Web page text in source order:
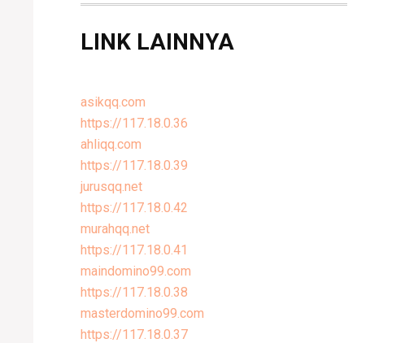
LINK LAINNYA
asikqq.com
https://117.18.0.36
ahliqq.com
https://117.18.0.39
jurusqq.net
https://117.18.0.42
murahqq.net
https://117.18.0.41
maindomino99.com
https://117.18.0.38
masterdomino99.com
https://117.18.0.37